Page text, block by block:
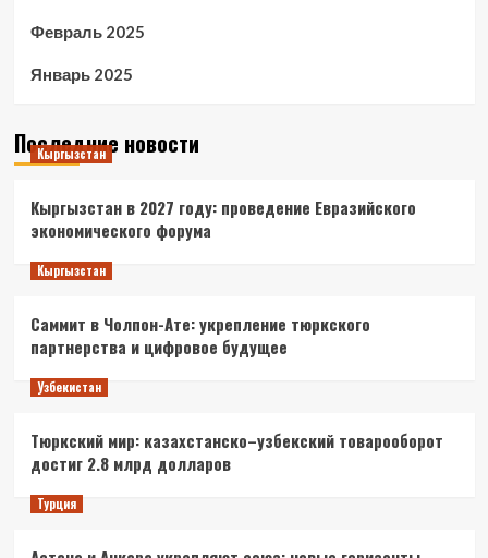
Февраль 2025
Январь 2025
Последние новости
Кыргызстан
Кыргызстан в 2027 году: проведение Евразийского
экономического форума
Кыргызстан
Саммит в Чолпон-Ате: укрепление тюркского
партнерства и цифровое будущее
Узбекистан
Тюркский мир: казахстанско–узбекский товарооборот
достиг 2.8 млрд долларов
Турция